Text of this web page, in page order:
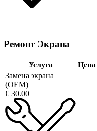
Ремонт Экрана
Услуга Цена
Замена экрана
(OEM)
€ 30.00